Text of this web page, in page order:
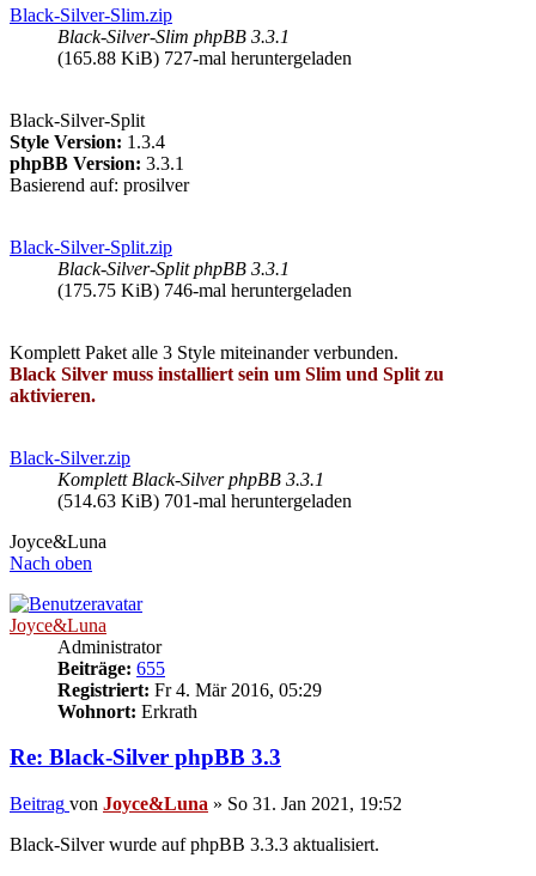
Black-Silver-Slim.zip
Black-Silver-Slim phpBB 3.3.1
(165.88 KiB) 727-mal heruntergeladen
Black-Silver-Split
Style Version: 1.3.4
phpBB Version: 3.3.1
Basierend auf: prosilver
Black-Silver-Split.zip
Black-Silver-Split phpBB 3.3.1
(175.75 KiB) 746-mal heruntergeladen
Komplett Paket alle 3 Style miteinander verbunden.
Black Silver muss installiert sein um Slim und Split zu
aktivieren.
Black-Silver.zip
Komplett Black-Silver phpBB 3.3.1
(514.63 KiB) 701-mal heruntergeladen
Joyce&Luna
Nach oben
Joyce&Luna
Administrator
Beiträge: 655
Registriert: Fr 4. Mär 2016, 05:29
Wohnort: Erkrath
Re: Black-Silver phpBB 3.3
Beitrag von Joyce&Luna » So 31. Jan 2021, 19:52
Black-Silver wurde auf phpBB 3.3.3 aktualisiert.